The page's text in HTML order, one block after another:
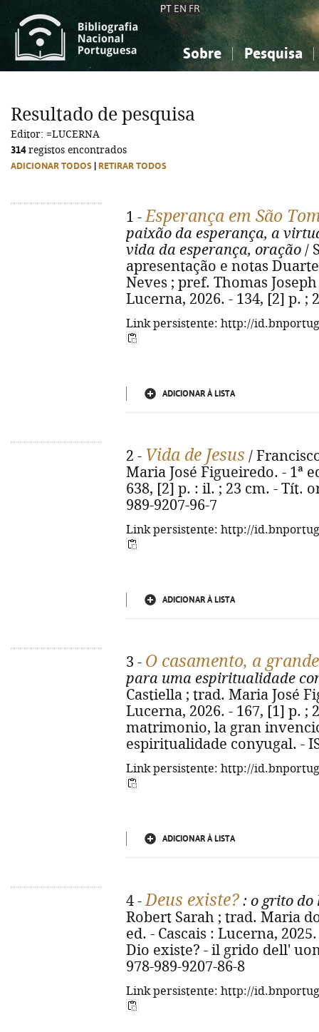
PT EN FR
Sobre Pesquisa
Ciências sociais...
Ciências sociais...
Resultado de pesquisa
Editor: =LUCERNA
314registos encontrados
ADICIONAR TODOS RETIRAR TODOS
1 -Esperança em São
paixão da esperança, a
vida da esperança, oração /
apresentação e notas
Neves ; pref. Thomas
Lucerna, 2026. - 134, [2] p. ;
Link persistente: http://
ADICIONAR À LISTA
2 - Vida de Jesus /
Maria José Figueiredo. - 1ª
638, [2] p. : il. ; 23 cm. - Tít.
989-9207-96-7
Link persistente: http://
ADICIONAR À LISTA
3 - O casamento, a
para uma espiritualidade
Castiella ; trad. Maria José
Lucerna, 2026. - 167, [1] p. ;
matrimonio, la gran
espiritualidade conyugal. -
Link persistente: http://
ADICIONAR À LISTA
4 -Deus existe? : o grito do
Robert Sarah ; trad. Maria
ed. - Cascais : Lucerna,
Dio existe? - il grido dell'
978-989-9207-86-8
Link persistente: http://